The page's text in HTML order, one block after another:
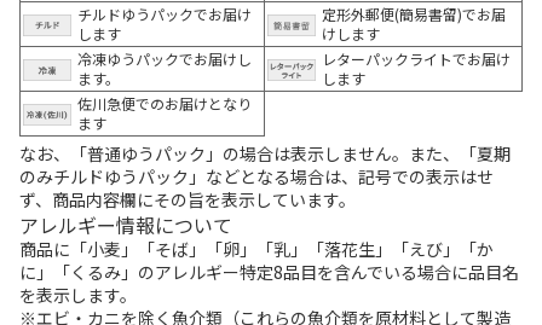
チルドゆうパックでお届け
します
定形外郵便(簡易書留)でお届
けします
冷凍ゆうパックでお届けし
ます。
レターパックライトでお届け
します
佐川急便でのお届けとなり
ます
なお、「普通ゆうパック」の場合は表示しません。また、「夏期
のみチルドゆうパック」などとなる場合は、記号での表示はせ
ず、商品内容欄にその旨を表示しています。
アレルギー情報について
商品に「小麦」「そば」「卵」「乳」「落花生」「えび」「か
に」「くるみ」のアレルギー特定8品目を含んでいる場合に品目名
を表示します。
※エビ・カニを除く魚介類（これらの魚介類を原材料として製造